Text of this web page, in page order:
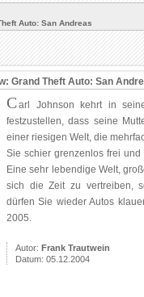
Grand Theft Auto: San
Carl Johnson kehrt in
festzustellen, dass seine
einer riesigen Welt, die
Sie schier grenzenlos frei
Eine sehr lebendige Welt,
sich die Zeit zu vertreiben,
dürfen Sie wieder Autos
2005.
Autor: Frank Trautwein
Datum: 05.12.2004
Auto: San Andreas